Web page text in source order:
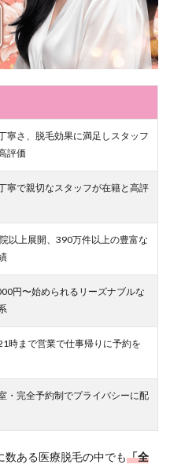
寧さ、脱毛効果に満足しスタッフ
評価
寧で親切なスタッフが在籍と高評
以上展開、390万件以上の豊富な
円〜始められるリーズナブルな
時まで営業で仕事帰りに予約を
・完全予約制でプライバシーに配
数ある医療脱毛の中でも「全